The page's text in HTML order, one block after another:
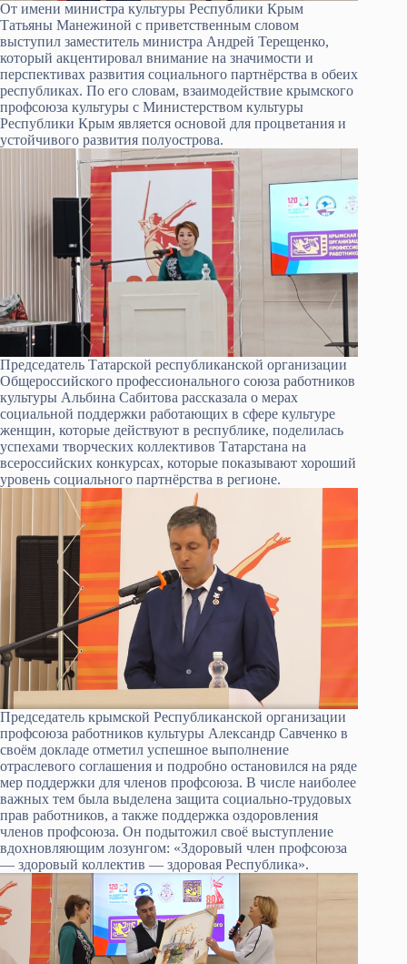
От имени министра культуры Республики Крым
Татьяны Манежиной с приветственным словом
выступил заместитель министра Андрей Терещенко,
который акцентировал внимание на значимости и
перспективах развития социального партнёрства в обеих
республиках. По его словам, взаимодействие крымского
профсоюза культуры с Министерством культуры
Республики Крым является основой для процветания и
устойчивого развития полуострова.
Председатель Татарской республиканской организации
Общероссийского профессионального союза работников
культуры Альбина Сабитова рассказала о мерах
социальной поддержки работающих в сфере культуре
женщин, которые действуют в республике, поделилась
успехами творческих коллективов Татарстана на
всероссийских конкурсах, которые показывают хороший
уровень социального партнёрства в регионе.
Председатель крымской Республиканской организации
профсоюза работников культуры Александр Савченко в
своём докладе отметил успешное выполнение
отраслевого соглашения и подробно остановился на ряде
мер поддержки для членов профсоюза. В числе наиболее
важных тем была выделена защита социально-трудовых
прав работников, а также поддержка оздоровления
членов профсоюза. Он подытожил своё выступление
вдохновляющим лозунгом: «Здоровый член профсоюза
— здоровый коллектив — здоровая Республика».